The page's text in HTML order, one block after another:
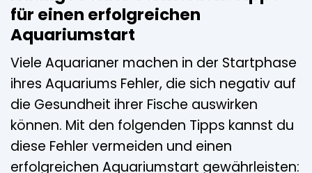
für einen erfolgreichen
Aquariumstart
Viele Aquarianer machen in der Startphase
ihres Aquariums Fehler, die sich negativ auf
die Gesundheit ihrer Fische auswirken
können. Mit den folgenden Tipps kannst du
diese Fehler vermeiden und einen
erfolgreichen Aquariumstart gewährleisten: